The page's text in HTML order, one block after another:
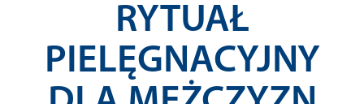
RYTUAŁ
PIELĘGNACYJNY